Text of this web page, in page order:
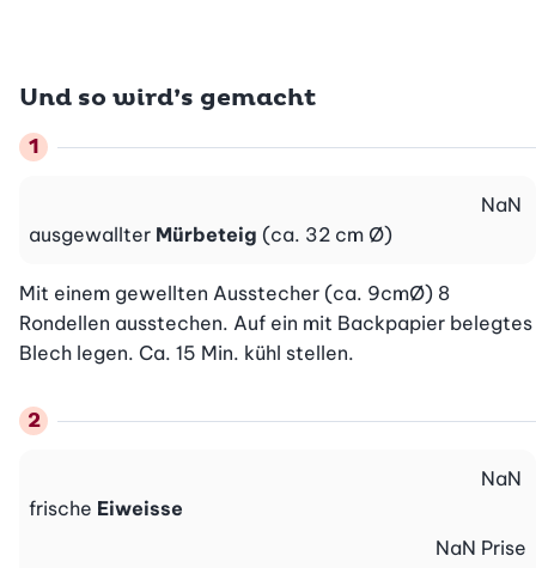
Und so wird’s gemacht
ausgewallter Mürbeteig (ca. 32 cm Ø)
NaN
Mit einem gewellten Ausstecher (ca. 9cmØ) 8
Rondellen ausstechen. Auf ein mit Backpapier belegtes
Blech legen. Ca. 15 Min. kühl stellen.
frische Eiweisse
NaN
NaN Prise